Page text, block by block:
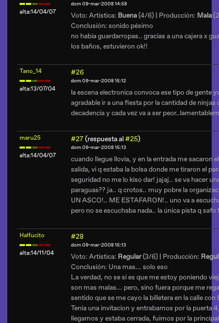
alta:14/04/07
dom 09-mar-2008 14:58
Voto: Artística: Buena(4/6) | Producción: Mala
Conclusión: sonido pésimo
no habia guardarropas.. gracias a una cajera x
los baños, estuvieron ok!!
Tano_14
alta:13/07/04
#26
dom 09-mar-2008 15:12
la escena electronica convoca ese tipo de gente
agradable ir a una fiesta por la cantidad de ninjas
decadencia y cada vez va a ser
maru25
alta:14/04/07
#27(respuesta al#25)
dom 09-mar-2008 15:13
cuando llegue llovia, y en la entrada me sacaron
salida, vi q estaba la bolsa donde me tiraron el
seguridad no me lo kiso dar! jajaj.. se va hacer
paraguas?? ja.. q crotos.. muy pobre la
UN ASCO!.. ME ESTAFARON!.. uno va a
pero no se escuchaba nada.. la única pista q
Halfucito
alta:14/11/04
#28
dom 09-mar-2008 15:13
Voto: Artística: Regular(3/6) | Producción:
Conclusión: Una mas... solo eso
La verdad, no se si es que me estoy poniendo
son mas malas... pero, sino fuera porque me
sentido que se me cayo la billetera en la calle
Tenia una invitacion y entrabamos por la puerta
llegamos y estaba cerrada, fuimos por la